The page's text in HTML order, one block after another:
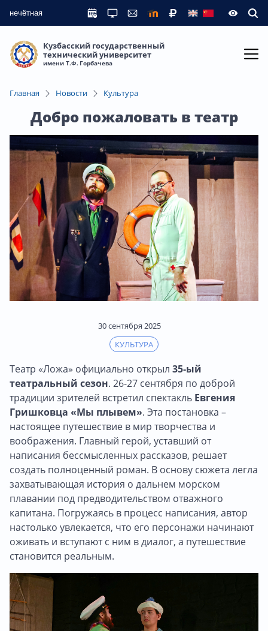
нечётная
Кузбасский государственный
технический университет
имени Т.Ф. Горбачева
Главная Новости Культура
Добро пожаловать в театр
30 сентября 2025
КУЛЬТУРА
Театр «Ложа» официально открыл 35-ый
театральный сезон. 26-27 сентября по доброй
традиции зрителей встретил спектакль Евгения
Гришковца «Мы плывем». Эта постановка –
настоящее путешествие в мир творчества и
воображения. Главный герой, уставший от
написания бессмысленных рассказов, решает
создать полноценный роман. В основу сюжета легла
захватывающая история о дальнем морском
плавании под предводительством отважного
капитана. Погружаясь в процесс написания, автор
настолько увлекается, что его персонажи начинают
оживать и вступают с ним в диалог, а путешествие
становится реальным.